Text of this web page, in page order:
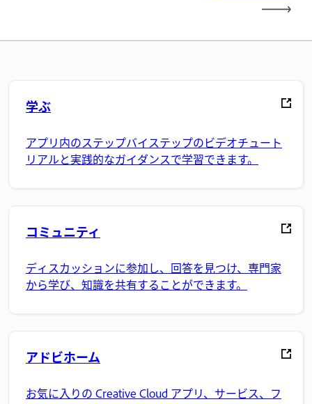
学ぶ
アプリ内のステップバイステップのビデオチュート
リアルと実践的なガイダンスで学習できます。
コミュニティ
ディスカッションに参加し、回答を見つけ、専門家
から学び、知識を共有することができます。
アドビホーム
お気に入りの Creative Cloud アプリ、サービス、フ